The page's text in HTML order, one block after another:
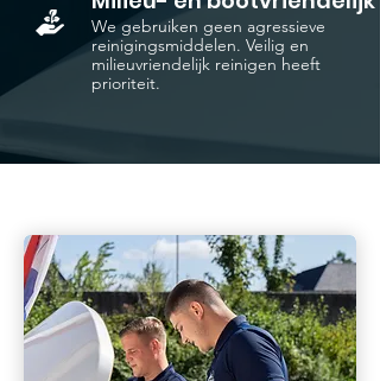
We gebruiken geen agressieve
reinigingsmiddelen. Veilig en
milieuvriendelijk reinigen heeft
prioriteit.